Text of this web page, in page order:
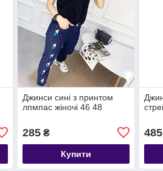
Джинси сині з принтом
лпмпас жіночі 46 48
285₴
Купити
485